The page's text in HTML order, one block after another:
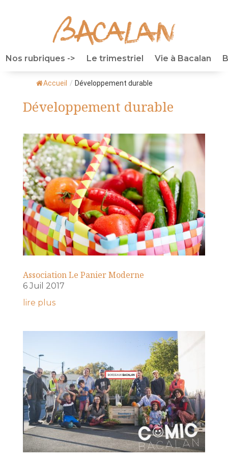
Nos rubriques -> Le trimestriel Vie à Bacalan
Accueil / Développement durable
Développement durable
Association Le Panier Moderne
6 Juil 2017
lire plus